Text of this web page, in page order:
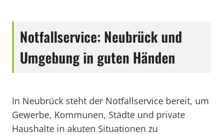
Notfallservice: Neubrück und
Umgebung in guten Händen
In Neubrück steht der Notfallservice bereit, um
Gewerbe, Kommunen, Städte und private
Haushalte in akuten Situationen zu